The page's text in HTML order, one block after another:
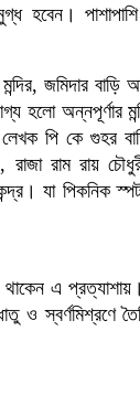
হবেন।
জমিদার বাড়ি
হলো অন্নপূর্ণার
লেখক পি কে গুহর
রাম রায়
যা পিকনিক স্পট
থাকেন এ প্রত্যাশায়।
ও স্বর্ণমিশ্রণে